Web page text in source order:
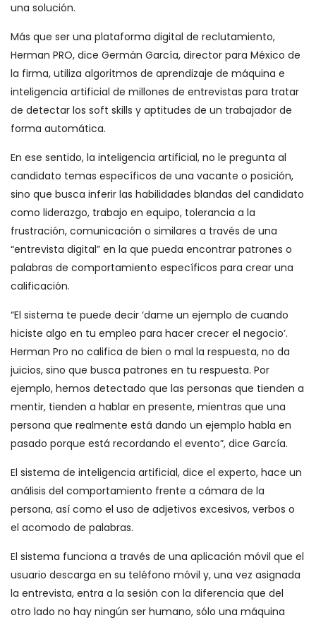
una solución.
Más que ser una plataforma digital de reclutamiento,
Herman PRO, dice Germán García, director para México de
la firma, utiliza algoritmos de aprendizaje de máquina e
inteligencia artificial de millones de entrevistas para tratar
de detectar los soft skills y aptitudes de un trabajador de
forma automática.
En ese sentido, la inteligencia artificial, no le pregunta al
candidato temas específicos de una vacante o posición,
sino que busca inferir las habilidades blandas del candidato
como liderazgo, trabajo en equipo, tolerancia a la
frustración, comunicación o similares a través de una
“entrevista digital” en la que pueda encontrar patrones o
palabras de comportamiento específicos para crear una
calificación.
“El sistema te puede decir ‘dame un ejemplo de cuando
hiciste algo en tu empleo para hacer crecer el negocio’.
Herman Pro no califica de bien o mal la respuesta, no da
juicios, sino que busca patrones en tu respuesta. Por
ejemplo, hemos detectado que las personas que tienden a
mentir, tienden a hablar en presente, mientras que una
persona que realmente está dando un ejemplo habla en
pasado porque está recordando el evento”, dice García.
El sistema de inteligencia artificial, dice el experto, hace un
análisis del comportamiento frente a cámara de la
persona, así como el uso de adjetivos excesivos, verbos o
el acomodo de palabras.
El sistema funciona a través de una aplicación móvil que el
usuario descarga en su teléfono móvil y, una vez asignada
la entrevista, entra a la sesión con la diferencia que del
otro lado no hay ningún ser humano, sólo una máquina